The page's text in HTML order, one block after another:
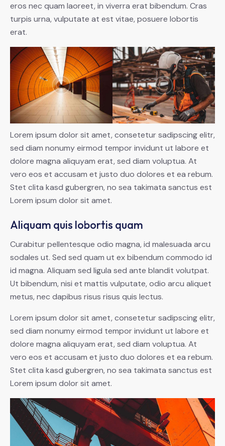
eros nec quam laoreet, in viverra erat bibendum. Cras
turpis urna, vulputate at est vitae, posuere lobortis
erat.
Lorem ipsum dolor sit amet, consetetur sadipscing elitr,
sed diam nonumy eirmod tempor invidunt ut labore et
dolore magna aliquyam erat, sed diam voluptua. At
vero eos et accusam et justo duo dolores et ea rebum.
Stet clita kasd gubergren, no sea takimata sanctus est
Lorem ipsum dolor sit amet.
Aliquam quis lobortis quam
Curabitur pellentesque odio magna, id malesuada arcu
sodales ut. Sed sed quam ut ex bibendum commodo id
id magna. Aliquam sed ligula sed ante blandit volutpat.
Ut bibendum, nisi et mattis vulputate, odio arcu aliquet
metus, nec dapibus risus risus quis lectus.
Lorem ipsum dolor sit amet, consetetur sadipscing elitr,
sed diam nonumy eirmod tempor invidunt ut labore et
dolore magna aliquyam erat, sed diam voluptua. At
vero eos et accusam et justo duo dolores et ea rebum.
Stet clita kasd gubergren, no sea takimata sanctus est
Lorem ipsum dolor sit amet.